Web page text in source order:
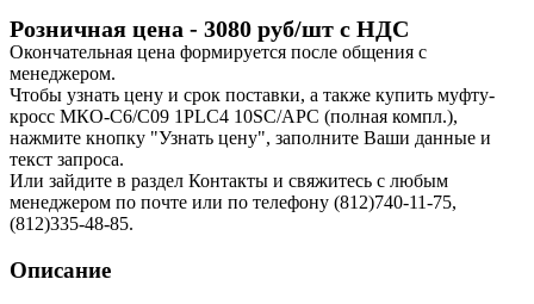
Розничная цена - 3080 руб/шт с НДС
Окончательная цена формируется после общения с
менеджером.
Чтобы узнать цену и срок поставки, а также купить муфту-
кросс МКО-С6/С09 1PLC4 10SC/APC (полная компл.),
нажмите кнопку "Узнать цену", заполните Ваши данные и
текст запроса.
Или зайдите в раздел Контакты и свяжитесь с любым
менеджером по почте или по телефону (812)740-11-75,
(812)335-48-85.
Описание